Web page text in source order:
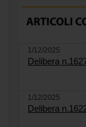
1/12/2025
Delibera
1/12/2025
Delibera